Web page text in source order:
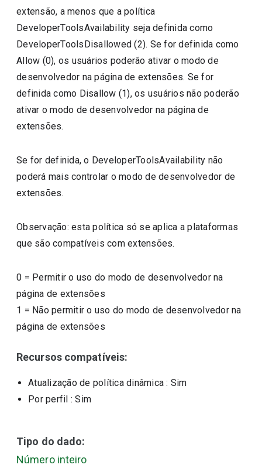
extensão, a menos que a política
DeveloperToolsAvailability seja definida como
DeveloperToolsDisallowed (2). Se for definida como
Allow (0), os usuários poderão ativar o modo de
desenvolvedor na página de extensões. Se for
definida como Disallow (1), os usuários não poderão
ativar o modo de desenvolvedor na página de
extensões.
Se for definida, o DeveloperToolsAvailability não
poderá mais controlar o modo de desenvolvedor de
extensões.
Observação: esta política só se aplica a plataformas
que são compatíveis com extensões.
0 = Permitir o uso do modo de desenvolvedor na
página de extensões
1 = Não permitir o uso do modo de desenvolvedor na
página de extensões
Recursos compatíveis:
Atualização de política dinâmica : Sim
Por perfil : Sim
Tipo do dado:
Número inteiro